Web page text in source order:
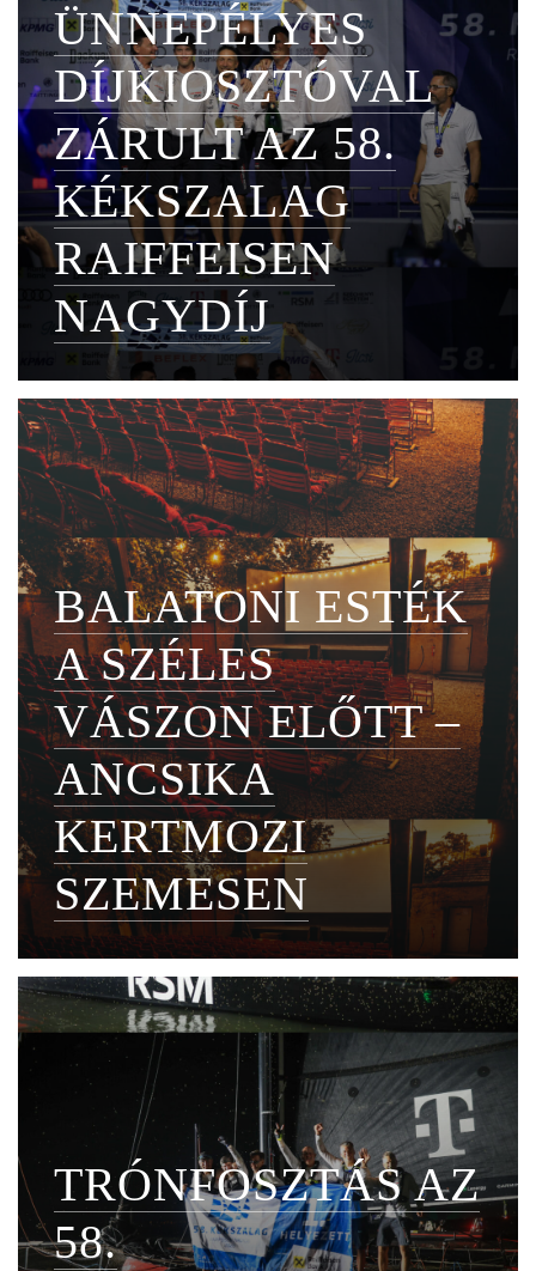
ÜNNEPÉLYES
DÍJKIOSZTÓVAL
ZÁRULT AZ 58.
KÉKSZALAG
RAIFFEISEN
NAGYDÍJ
BALATONI ESTÉK
A SZÉLES
VÁSZON ELŐTT –
ANCSIKA
KERTMOZI
SZEMESEN
TRÓNFOSZTÁS AZ
58.